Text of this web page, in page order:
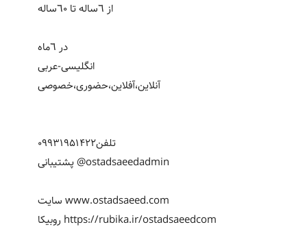
از ٦ساله تا ٦٠ساله
در ٦ماه
انگلیسی-عربی
آنلاین،آفلاین،حضوری،خصوصی
تلفن۰۹۹۳۱۹۵۱۴۲۲
پشتيبانى @ostadsaeedadmin
سایت www.ostadsaeed.com
روبيكا https://rubika.ir/ostadsaeedcom